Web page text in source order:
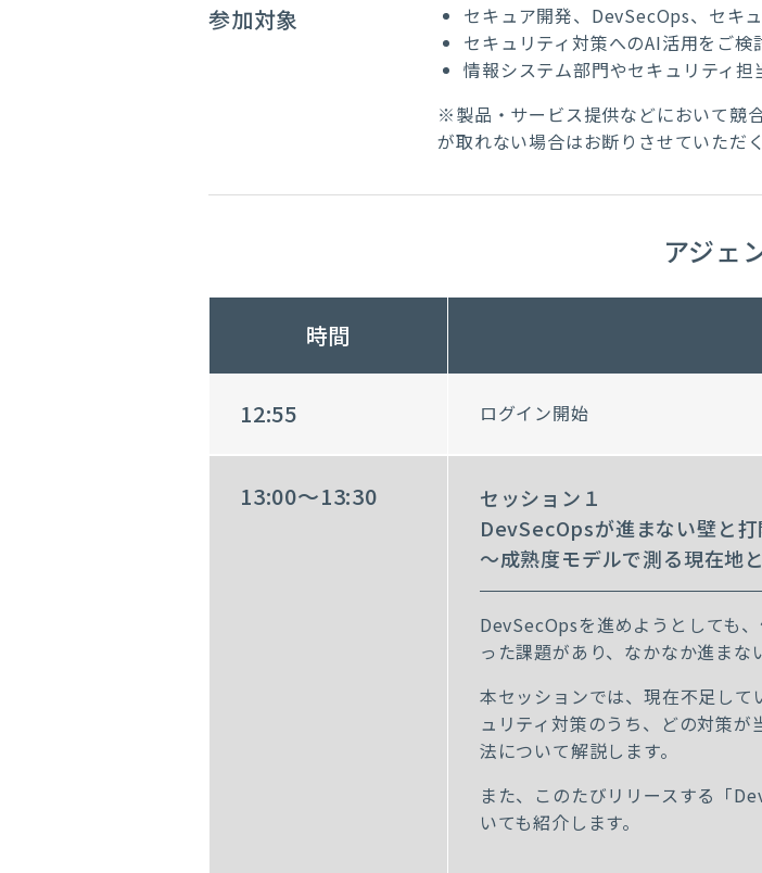
参加対象
セキュア開発、DevSecOps、セキ
セキュリティ対策へのAI活用をご検
情報システム部門やセキュリティ
※製品・ サービス提供などにおいて競
が取れない場合はお断りさせていただ
アジェ
時間
12:55 ログイン開始
13:00～13:30
セッション１
DevSecOpsが進まない壁と打
～成熟度モデルで測る現在地
DevSecOpsを進めようとしても、
った課題があり、なかなか進まな
本セッションでは、現在不足し
ュリティ対策のうち、どの対策
法について解説します。
また、このたびリリースする「
いても紹介します。